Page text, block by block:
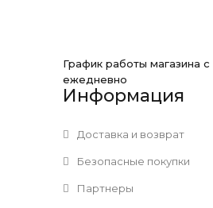
График работы магазина с
ежедневно
Информация
Доставка и возврат
Безопасные покупки
Партнеры